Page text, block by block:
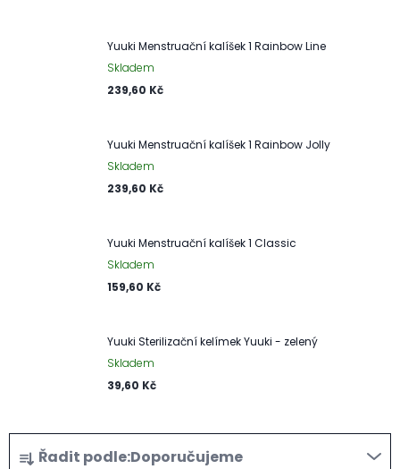
Yuuki Menstruační kalíšek 1 Rainbow Line
Skladem
239,60 Kč
Yuuki Menstruační kalíšek 1 Rainbow Jolly
Skladem
239,60 Kč
Yuuki Menstruační kalíšek 1 Classic
Skladem
159,60 Kč
Yuuki Sterilizační kelímek Yuuki - zelený
Skladem
39,60 Kč
Ř
Řadit podle:Doporučujeme